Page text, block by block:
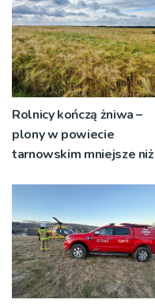
Rolnicy kończą żniwa –
plony w powiecie
tarnowskim mniejsze niż